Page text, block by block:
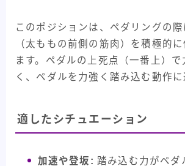
このポジションは、ペダリングの
（太ももの前側の筋肉）を積極的
ます。ペダルの上死点（一番上）で
く、ペダルを力強く踏み込む動作に
適したシチュエーション
加速や登坂: 踏み込む力がペダ